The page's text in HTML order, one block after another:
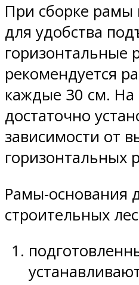
При сборке рамы
для удобства
горизонтальные
рекомендуется
каждые 30 см. На
достаточно
зависимости от
горизонтальных
Рамы-основания
строительных